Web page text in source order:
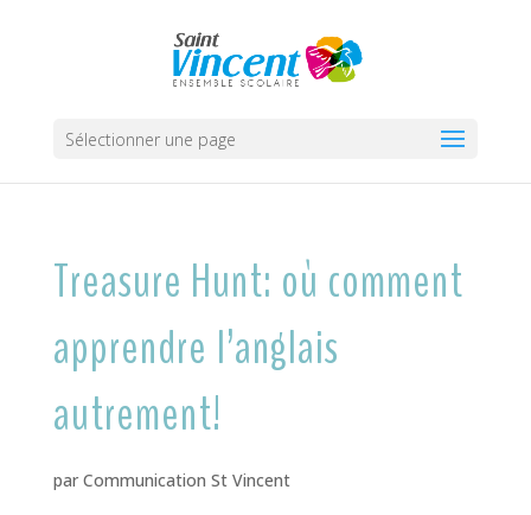
Sélectionner une page
Treasure Hunt: où comment
apprendre l’anglais
autrement!
par Communication St Vincent